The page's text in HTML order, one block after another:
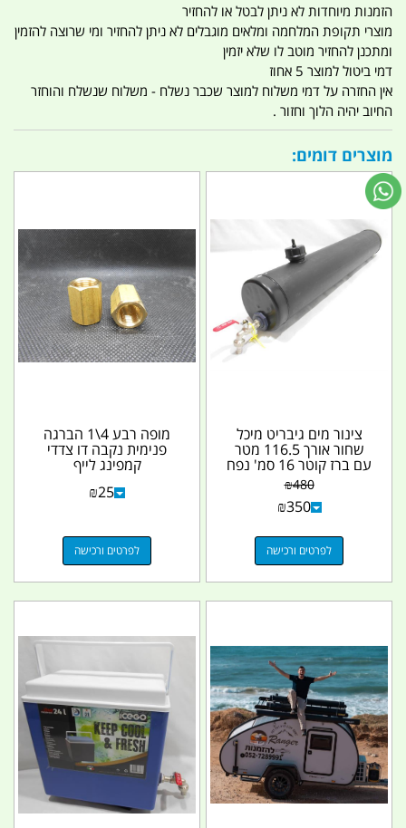
הזמנות מיוחדות לא ניתן לבטל או להחזיר
מוצרי תקופת המלחמה ומלאים מוגבלים לא ניתן להחזיר ומי שרוצה להזמין
ומתכנן להחזיר מוטב לו שלא יזמין
דמי ביטול למוצר 5 אחוז
אין החזרה על דמי משלוח למוצר שכבר נשלח - משלוח שנשלח והוחזר
החיוב יהיה הלוך וחזור .
מוצרים דומים:
צינור מים גיבריט מיכל
שחור אורך 116.5 מטר
עם ברז קוטר 16 סמ' נפח
₪480
₪350
לפרטים ורכישה
מופה רבע 4\1 הברגה
פנימית נקבה דו צדדי
קמפינג לייף
₪25
לפרטים ורכישה